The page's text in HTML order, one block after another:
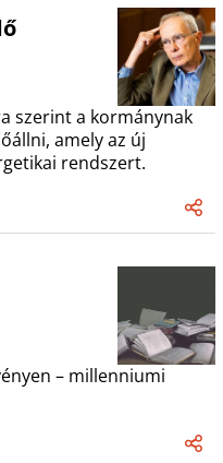
szerint a kormánynak
amely az új
rendszert.
– millenniumi